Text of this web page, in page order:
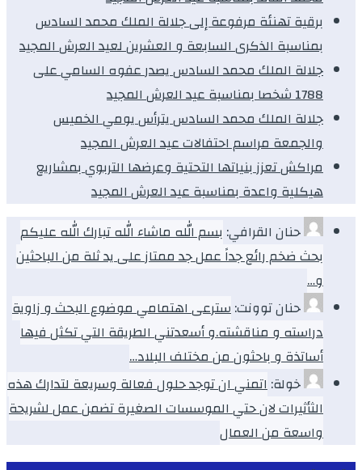
برقية تهنئة مرفوعة إلى جلالة الملك محمد السادس
بمناسبة الذكرى السابعة و العشرين لعيد العرش المجيد
جلالة الملك محمد السادس يصدر عفوه السامي على
1788 شخصا بمناسبة عيد العرش المجيد
جلالة الملك محمد السادس يترأس يومي الخميس
والجمعة مراسم احتفالات عيد العرش المجيد
مراكش تعزز بنياتها التحتية وعرضها التربوي بمشاريع
هيكلية واعدة بمناسبة عيد العرش المجيد
حنان القرافي: بسم الله ماشاء الله تبارك الله عليكم
بحث ضخم رائع جداً عمل جد ممتاز على يد ثلة من الباحثين
و…
حنان توونت:سترعى اهتمامي موضوع البحث و زاوية
دراسته و مناقشته.و أسعدتني الطريقة التي تكثل فيها
أساتذة و باحثون من مختلف البلاد…
خولة:اتمني ان توجد حلول فعالة وسريعة لتدارك هذه
الثأثيرات لان حتي الموسسات الصغيرة تضمن عمل لشريحة
واسعة من العمال